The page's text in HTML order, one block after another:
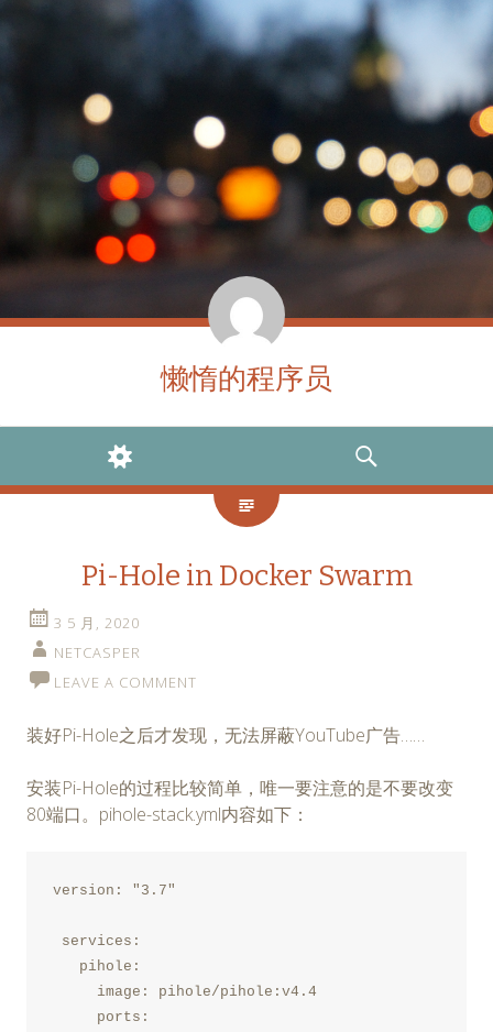
懒惰的程序员
WIDGETS
SEARCH
Pi-Hole in Docker Swarm
3 5 月, 2020
NETCASPER
LEAVE A COMMENT
装好Pi-Hole之后才发现，无法屏蔽YouTube广告……
安装Pi-Hole的过程比较简单，唯一要注意的是不要改变
80端口。pihole-stack.yml内容如下：
version: "3.7"
services:
   pihole:
     image: pihole/pihole:v4.4
     ports: